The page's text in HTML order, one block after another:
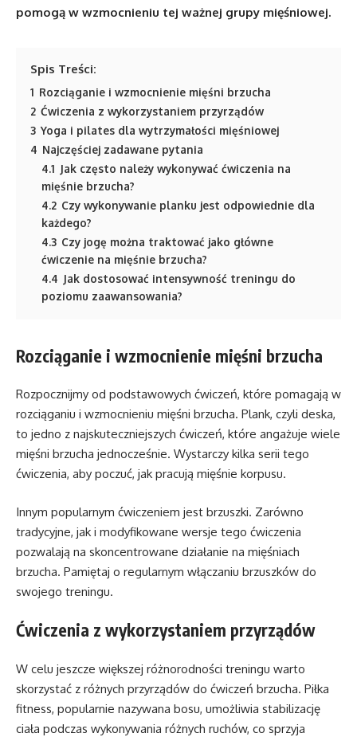
pomogą w wzmocnieniu tej ważnej grupy mięśniowej.
Spis Treści:
1 Rozciąganie i wzmocnienie mięśni brzucha
2 Ćwiczenia z wykorzystaniem przyrządów
3 Yoga i pilates dla wytrzymałości mięśniowej
4 Najczęściej zadawane pytania
4.1 Jak często należy wykonywać ćwiczenia na
mięśnie brzucha?
4.2 Czy wykonywanie planku jest odpowiednie dla
każdego?
4.3 Czy jogę można traktować jako główne
ćwiczenie na mięśnie brzucha?
4.4 Jak dostosować intensywność treningu do
poziomu zaawansowania?
Rozciąganie i wzmocnienie mięśni brzucha
Rozpocznijmy od podstawowych ćwiczeń, które pomagają w
rozciąganiu i wzmocnieniu mięśni brzucha. Plank, czyli deska,
to jedno z najskuteczniejszych ćwiczeń, które angażuje wiele
mięśni brzucha jednocześnie. Wystarczy kilka serii tego
ćwiczenia, aby poczuć, jak pracują mięśnie korpusu.
Innym popularnym ćwiczeniem jest brzuszki. Zarówno
tradycyjne, jak i modyfikowane wersje tego ćwiczenia
pozwalają na skoncentrowane działanie na mięśniach
brzucha. Pamiętaj o regularnym włączaniu brzuszków do
swojego treningu.
Ćwiczenia z wykorzystaniem przyrządów
W celu jeszcze większej różnorodności treningu warto
skorzystać z różnych przyrządów do ćwiczeń brzucha. Piłka
fitness, popularnie nazywana bosu, umożliwia stabilizację
ciała podczas wykonywania różnych ruchów, co sprzyja